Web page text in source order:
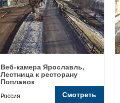
Веб-камера Ярославль,
Лестница к ресторану
Поплавок
Россия Смотреть